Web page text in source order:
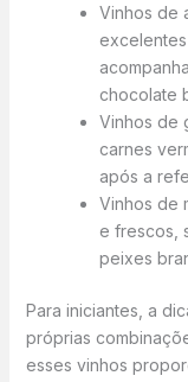
Vinhos de
chocolate
Vinhos de
carnes
após a
Vinhos de
e frescos,
peixes
Para iniciantes, a
próprias
esses vinhos